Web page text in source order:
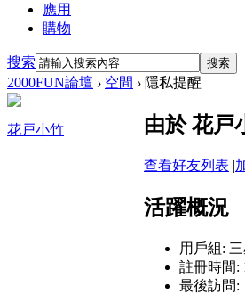
應用
購物
搜索 搜索
2000FUN論壇 › 空間 › 隱私提醒
花戸小竹 由於 花戸
查看好友列表 |
活躍概況
用戶組:
註冊時間:
最後訪問: